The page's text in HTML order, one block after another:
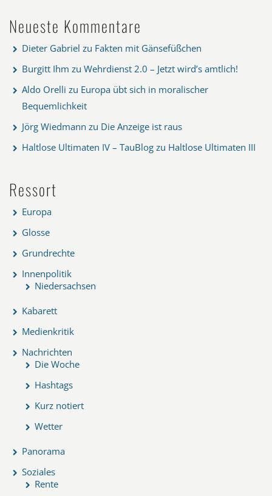
Neueste Kommentare
Dieter Gabriel zu Fakten mit Gänsefüßchen
Burgitt Ihm zu Wehrdienst 2.0 – Jetzt wird’s amtlich!
Aldo Orelli zu Europa übt sich in moralischer
Bequemlichkeit
Jörg Wiedmann zu Die Anzeige ist raus
Haltlose Ultimaten IV – TauBlog zu Haltlose Ultimaten III
Ressort
Europa
Glosse
Grundrechte
Innenpolitik
Niedersachsen
Kabarett
Medienkritik
Nachrichten
Die Woche
Hashtags
Kurz notiert
Wetter
Panorama
Soziales
Rente